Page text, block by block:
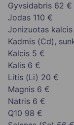
Gyvsidabris 62 €
Jodas 110 €
Jonizuotas kalcis
Kadmis (Cd),
Kalcis 5 €
Kalis 6 €
Litis (Li) 20 €
Magnis 6 €
Natris 6 €
Q10 98 €